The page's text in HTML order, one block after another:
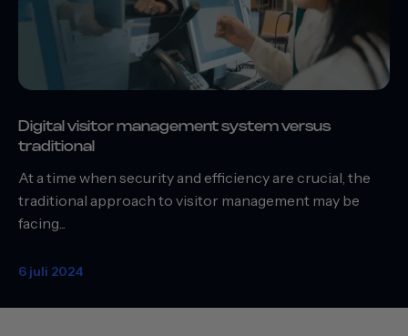
Digital visitor management system versus
traditional
At a time when security and efficiency are crucial, the
traditional approach to visitor management may be
facing...
6 juli 2024